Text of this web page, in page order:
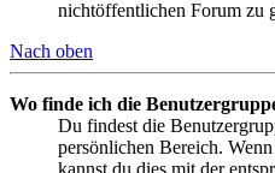
nichtöffentlichen Forum zu
Nach oben
Wo finde ich die
Du findest die
persönlichen Bereich.
kannst du dies mit der